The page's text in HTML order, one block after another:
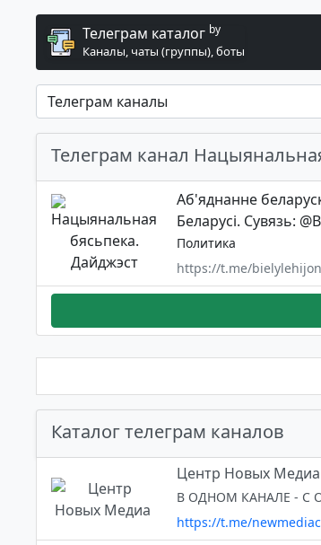
Телеграм каталог by
Каналы, чаты (группы), боты
Телеграм канал
Аб'яднанне
Беларусі. Сувязь:
Политика
https://t.me/bielylehijon
Каталог телеграм каналов
Центр Новых Медиа
В ОДНОМ КАНАЛЕ - С
https://t.me/